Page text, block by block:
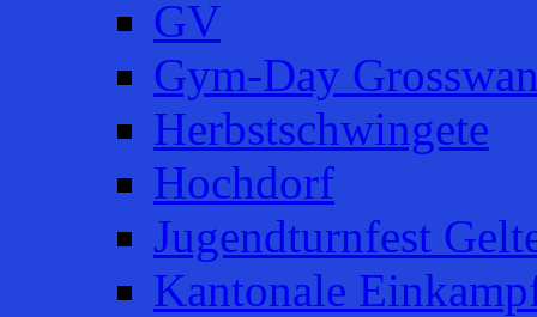
GV
Gym-Day
Herbstschwingete
Hochdorf
Jugendturnfest
Kantonale